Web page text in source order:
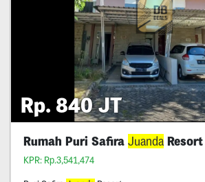
Rp. 840 JT
Rumah Puri Safira JuandaResort
KPR: Rp.3,541,474